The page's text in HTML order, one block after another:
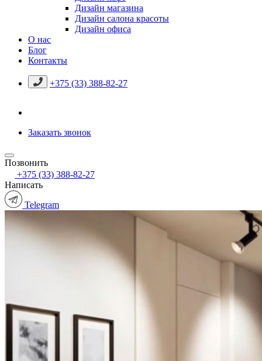
Дизайн магазина
Дизайн салона красоты
Дизайн офиса
О нас
Блог
Контакты
+375 (33) 388-82-27
Заказать звонок
Позвонить
+375 (33) 388-82-27
Написать
Telegram